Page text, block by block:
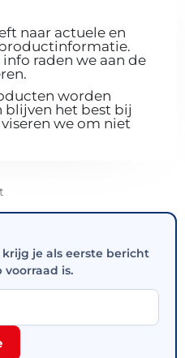
naar actuele en
raden we aan de
worden
het best bij
we om niet
je als eerste bericht
is.